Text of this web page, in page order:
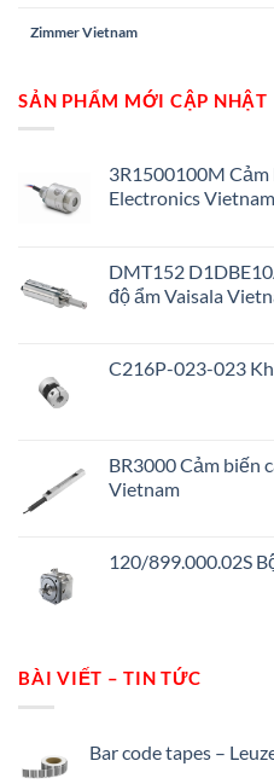
Zimmer Vietnam
SẢN PHẨM MỚI CẬP NHẬT
3R1500100M Cảm
Electronics Vietnam
DMT152
độ ẩm Vaisala
C216P-023-023
BR3000 Cảm biến
Vietnam
120/899.000.02S
BÀI VIẾT – TIN TỨC
Bar code tapes –